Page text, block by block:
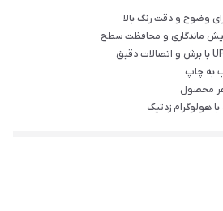
وضوح و دقت رنگ بالا
ماندگاری و محافظت سطح
به چاپ
هر محصول
هولوگرام زد‌تیک